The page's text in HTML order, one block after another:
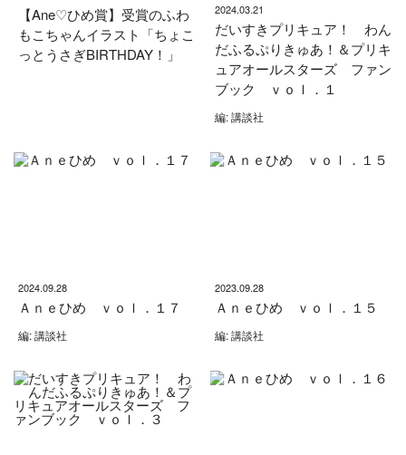
【Ane♡ひめ賞】受賞のふわ
もこちゃんイラスト「ちょこ
っとうさぎBIRTHDAY！」
2024.03.21
だいすきプリキュア！ わん
だふるぷりきゅあ！＆プリキ
ュアオールスターズ ファン
ブック ｖｏｌ．１
編: 講談社
2024.09.28
Ａｎｅひめ ｖｏｌ．１７
編: 講談社
2023.09.28
Ａｎｅひめ ｖｏｌ．１５
編: 講談社